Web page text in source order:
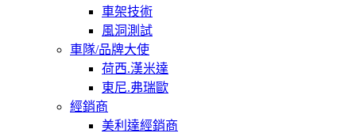
車架技術
風洞測試
車隊/品牌大使
荷西.漢米達
東尼.弗瑞歐
經銷商
美利達經銷商